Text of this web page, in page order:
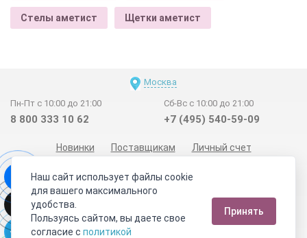
Стелы аметист Щетки аметист
Москва
Пн-Пт с 10:00 до 21:00
8 800 333 10 62
Сб-Вс с 10:00 до 21:00
+7 (495) 540-59-09
Новинки Поставщикам
Личный счет
Отзывы покупателей
Сертификаты
Обратная связь
СОУТ
Телеграм
Max
Наш сайт использует файлы cookie
для вашего максимального
удобства.
Пользуясь сайтом, вы даете свое
согласие с политикой
Принять